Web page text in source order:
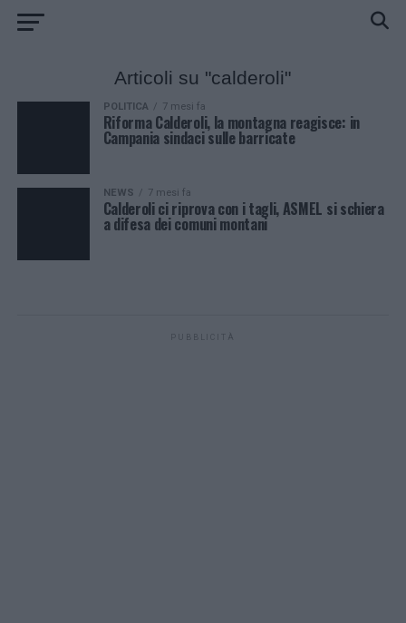
Articoli su "calderoli"
POLITICA 7 mesi fa
Riforma Calderoli, la montagna reagisce: in
Campania sindaci sulle barricate
NEWS 7 mesi fa
Calderoli ci riprova con i tagli, ASMEL si schiera
a difesa dei comuni montani
PUBBLICITÀ